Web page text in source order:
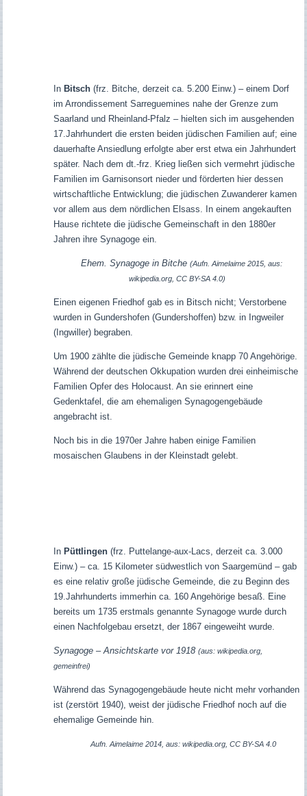
In Bitsch(frz. Bitche, derzeit ca. 5.200 Einw.) – einem Dorf
im Arrondissement Sarreguemines nahe der Grenze zum
Saarland und Rheinland-Pfalz – hielten sich im ausgehenden
17.Jahrhundert die ersten beiden jüdischen Familien auf; eine
dauerhafte Ansiedlung erfolgte aber erst etwa ein Jahrhundert
später. Nach dem dt.-frz. Krieg ließen sich vermehrt jüdische
Familien im Garnisonsort nieder und förderten hier dessen
wirtschaftliche Entwicklung; die jüdischen Zuwanderer kamen
vor allem aus dem nördlichen Elsass. In einem angekauften
Hause richtete die jüdische Gemeinschaft in den 1880er
Jahren ihre Synagoge ein.
Ehem. Synagoge in Bitche(Aufn. Aimelaime 2015, aus:
wikipedia.org, CC BY-SA 4.0)
Einen eigenen Friedhof gab es in Bitsch nicht; Verstorbene
wurden in Gundershofen (Gundershoffen) bzw. in Ingweiler
(Ingwiller) begraben.
Um 1900 zählte die jüdische Gemeinde knapp 70 Angehörige.
Während der deutschen Okkupation wurden drei einheimische
Familien Opfer des Holocaust. An sie erinnert eine
Gedenktafel, die am ehemaligen Synagogengebäude
angebracht ist.
Noch bis in die 1970er Jahre haben einige Familien
mosaischen Glaubens in der Kleinstadt gelebt.
In Püttlingen(frz. Puttelange-aux-Lacs, derzeit ca. 3.000
Einw.) – ca. 15 Kilometer südwestlich von Saargemünd – gab
es eine relativ große jüdische Gemeinde, die zu Beginn des
19.Jahrhunderts immerhin ca. 160 Angehörige besaß. Eine
bereits um 1735 erstmals genannte Synagoge wurde durch
einen Nachfolgebau ersetzt, der 1867 eingeweiht wurde.
Synagoge – Ansichtskarte vor 1918 (aus: wikipedia.org,
gemeinfrei)
Während das Synagogengebäude heute nicht mehr vorhanden
ist (zerstört 1940), weist der jüdische Friedhof noch auf die
ehemalige Gemeinde hin.
Aufn. Aimelaime 2014, aus: wikipedia.org, CC BY-SA 4.0